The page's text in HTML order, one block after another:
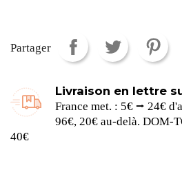
Partager
Livraison en lettre
France met. : 5€ ⭢ 24€
96€, 20€ au-delà. DOM-
40€